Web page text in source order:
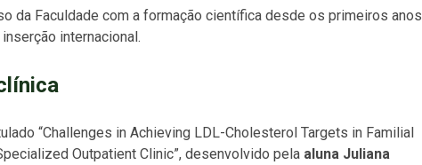
da Faculdade com a formação científica desde os primeiros anos
internacional.
“Challenges in Achieving LDL-Cholesterol Targets in Familial
Outpatient Clinic”, desenvolvido pela aluna Juliana